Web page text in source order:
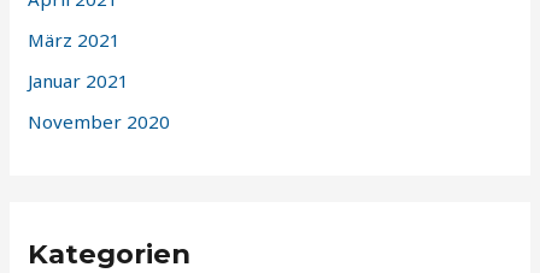
März 2021
Januar 2021
November 2020
Kategorien